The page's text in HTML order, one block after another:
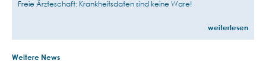
Freie Ärzteschaft: Krankheitsdaten sind keine Ware!
weiterlesen
Weitere News